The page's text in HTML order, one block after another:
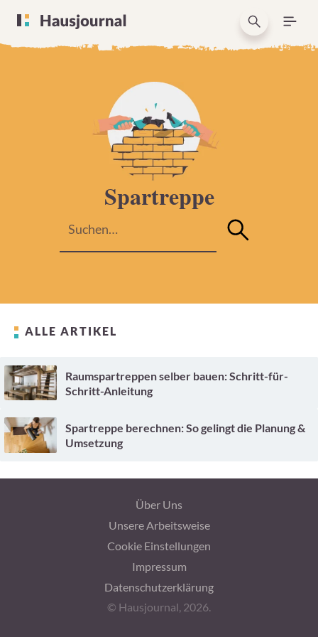
Spartreppe
ALLE ARTIKEL
Raumspartreppen selber bauen: Schritt-für-
Schritt-Anleitung
Spartreppe berechnen: So gelingt die Planung &
Umsetzung
Über Uns
Unsere Arbeitsweise
Cookie Einstellungen
Impressum
Datenschutzerklärung
© Hausjournal, 2026.